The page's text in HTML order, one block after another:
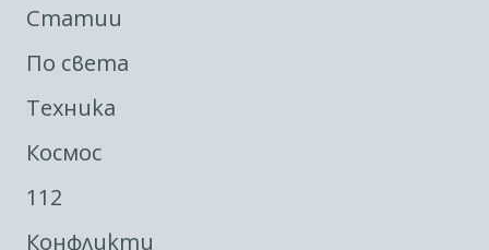
Статии
По света
Техника
Космос
112
Конфликти